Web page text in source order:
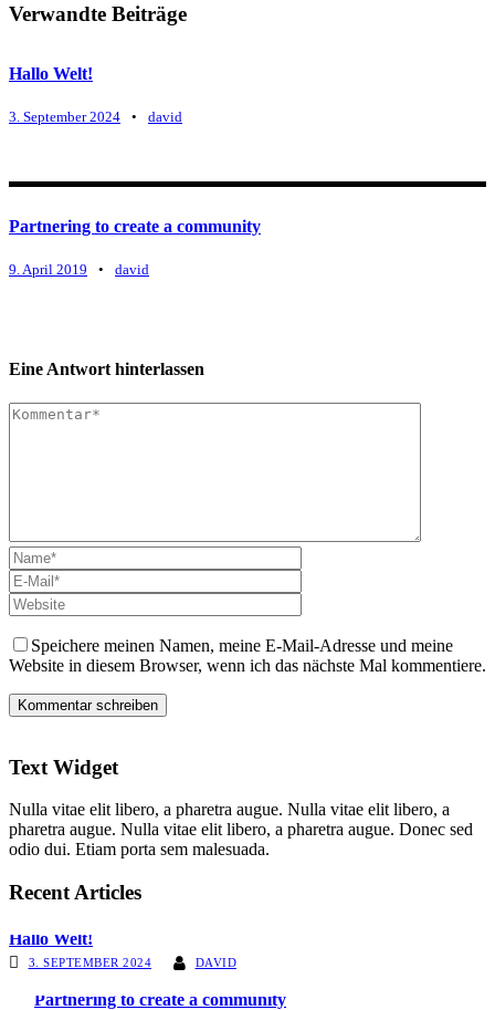
Verwandte Beiträge
Hallo Welt!
3. September 2024 • david
Partnering to create a community
9. April 2019 • david
Eine Antwort hinterlassen
Speichere meinen Namen, meine E-Mail-Adresse und meine
Website in diesem Browser, wenn ich das nächste Mal kommentiere.
Text Widget
Nulla vitae elit libero, a pharetra augue. Nulla vitae elit libero, a
pharetra augue. Nulla vitae elit libero, a pharetra augue. Donec sed
odio dui. Etiam porta sem malesuada.
Recent Articles
Hallo Welt!
3. SEPTEMBER 2024 DAVID
Partnering to create a community